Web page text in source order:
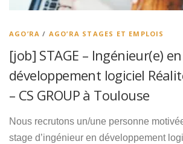
Español
AGO’RA / AGO’RA STAGES ET EMPLOIS
[job] STAGE – Ingénieur(e) en
développement logiciel
– CS GROUP à Toulouse
Nous recrutons un/une personne
stage d’ingénieur en développement